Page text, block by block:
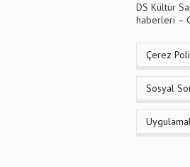
DS Kültür
haberleri –
Çerez
Sosyal